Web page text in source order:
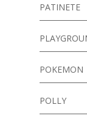
PATINETE
POKEMON
POLLY